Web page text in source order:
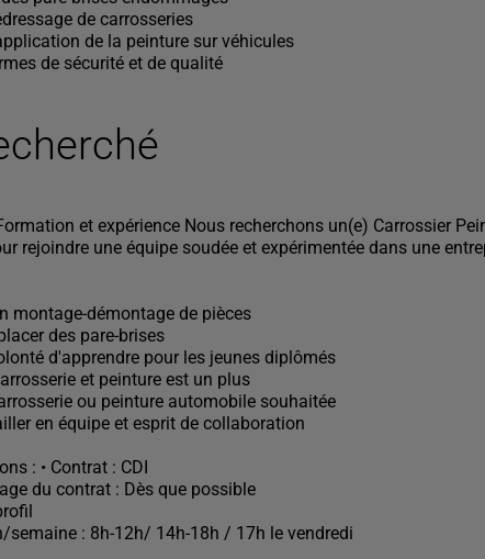
de carrosseries
de la peinture sur véhicules
de sécurité et de qualité
et expérience Nous recherchons un(e) Carrossier
rejoindre une équipe soudée et expérimentée dans une
montage-démontage de pièces
des pare-brises
d'apprendre pour les jeunes diplômés
et peinture est un plus
ou peinture automobile souhaitée
en équipe et esprit de collaboration
: • Contrat : CDI
du contrat : Dès que possible
semaine : 8h-12h/ 14h-18h / 17h le vendredi